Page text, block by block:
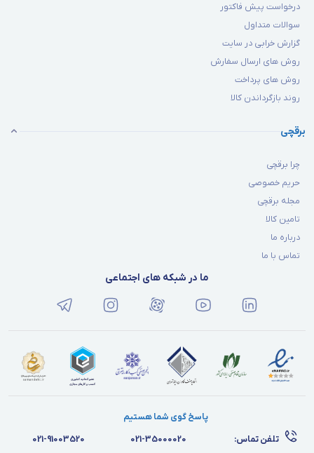
درخواست پیش فاکتور
سوالات متداول
گزارش خرابی در سایت
روش های ارسال سفارش
روش های پرداخت
روند بازگرداندن کالا
برقچی
چرا برقچی
حریم خصوصی
مجله برقچی
تامین کالا
درباره ما
تماس با ما
ما در شبکه های اجتماعی
پاسخ گوی شما هستیم
تلفن تماس:
021-35000020
021-91003520